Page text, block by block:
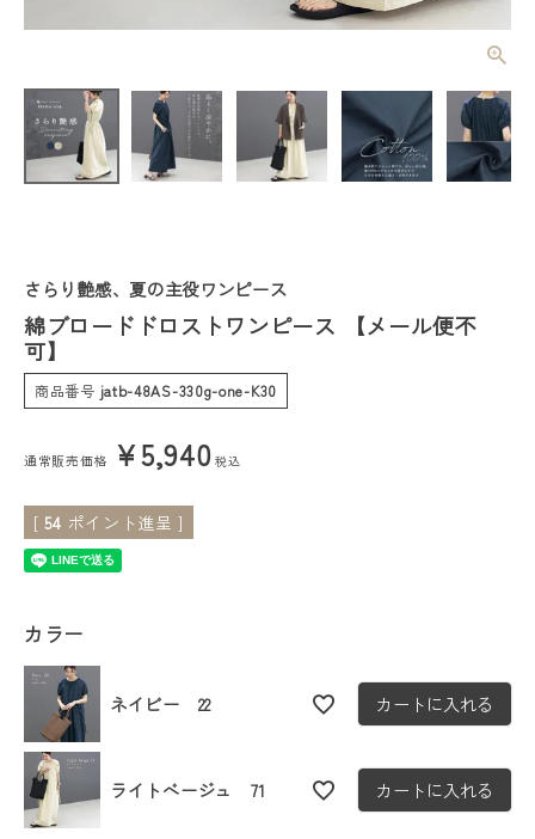
ロストワンピ
ファッション雑貨
会員ステージ特典プログラムについて
ご利用ガイド
さらり艶感、夏の主役ワンピース
綿ブロードドロストワンピース 【メール便不
可】
商品番号 jatb-48AS-330g-one-K30
通常販売価格 ¥5,940 税込
[ 54 ポイント進呈 ]
カラー
ネイビー 22 カートに入れる
ライトベージュ 71 カートに入れる